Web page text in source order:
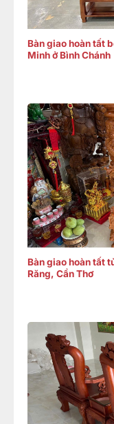
Bàn giao hoàn tất
Minh ở Bình Chánh
Bàn giao hoàn tất
Răng, Cần Thơ